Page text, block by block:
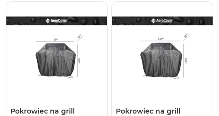
Pokrowiec na grill
Pokrowiec na grill